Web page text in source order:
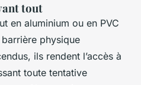
tout
en aluminium ou en PVC
physique
ils rendent l’accès à
toute tentative